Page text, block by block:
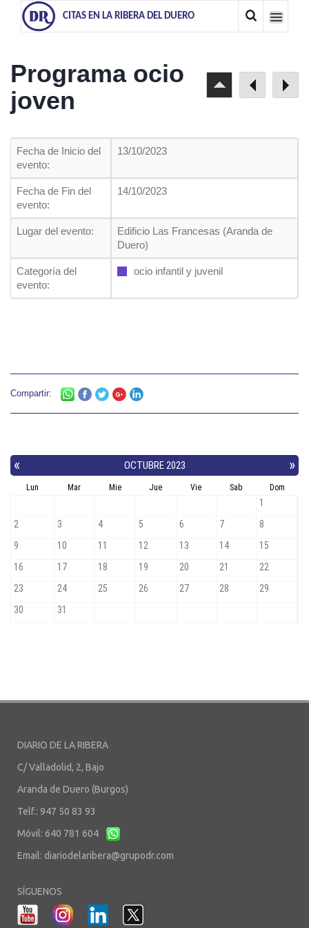
CITAS EN LA RIBERA DEL DUERO
Programa ocio
joven
Fecha de Inicio del
evento:
13/10/2023
Fecha de Fin del
evento:
14/10/2023
Lugar del evento:
Edificio Las Francesas (Aranda de
Duero)
Categoría del
evento:
ocio infantil y juvenil
Compartir:
DIARIO DE LA RIBERA
C/ Valladolid, 2, Bajo
Aranda de Duero (Burgos)
Telf.: 947 50 83 93
Móvil: 640 781 604
Email: diariodelaribera@grupodr.com
SÍGUENOS